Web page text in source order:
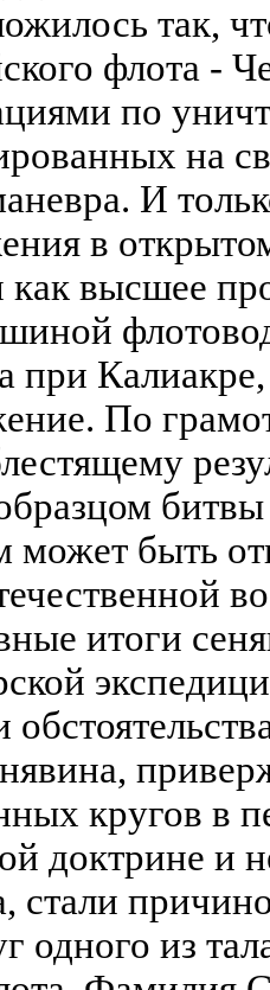
так,
флота -
по
на
И
в
как высшее
при
По
может быть
итоги
кругов в
доктрине и
стали
одного из